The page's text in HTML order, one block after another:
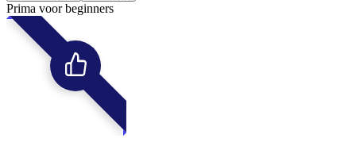
Prima voor beginners